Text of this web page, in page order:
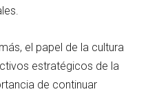
el papel de la cultura
estratégicos de la
de continuar